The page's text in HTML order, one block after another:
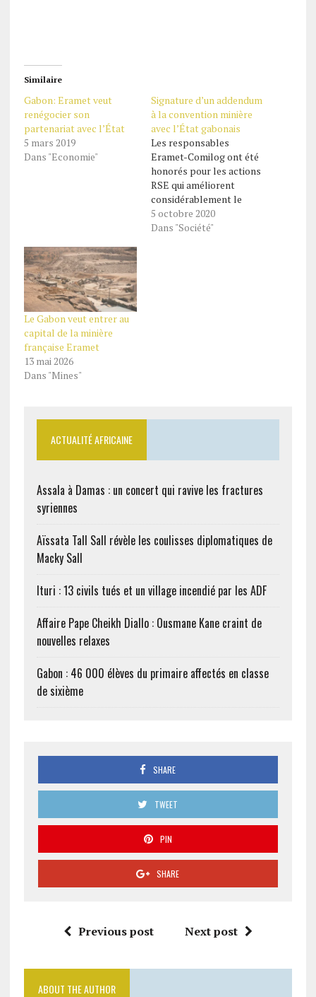
Similaire
Gabon: Eramet veut
renégocier son
partenariat avec l’État
5 mars 2019
Dans "Economie"
Signature d’un addendum
à la convention minière
avec l’État gabonais
Les responsables
Eramet-Comilog ont été
honorés pour les actions
RSE qui améliorent
considérablement le
trafic routier et
favorisent l’accès aux
5 octobre 2020
Dans "Société"
Le Gabon veut entrer au
capital de la minière
française Eramet
13 mai 2026
Dans "Mines"
ACTUALITÉ AFRICAINE
Assala à Damas : un concert qui ravive les fractures
syriennes
Aïssata Tall Sall révèle les coulisses diplomatiques de
Macky Sall
Ituri : 13 civils tués et un village incendié par les ADF
Affaire Pape Cheikh Diallo : Ousmane Kane craint de
nouvelles relaxes
Gabon : 46 000 élèves du primaire affectés en classe
de sixième
SHARE
TWEET
PIN
SHARE
Previous post Next post
ABOUT THE AUTHOR